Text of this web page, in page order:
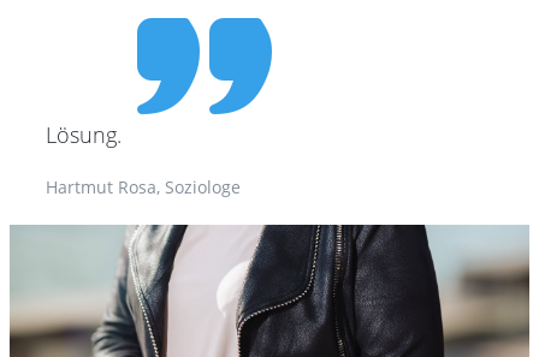
Lösung.
Hartmut Rosa, Soziologe